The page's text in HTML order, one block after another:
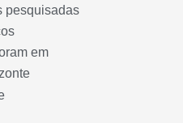
pesquisadas
em